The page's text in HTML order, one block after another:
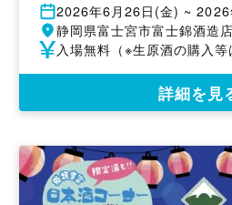
開
催
日
2026年6月26日(金) ~
開
催
静岡県富士宮市富士錦酒造
参 入場無料（※生原酒の購入等
詳細を見